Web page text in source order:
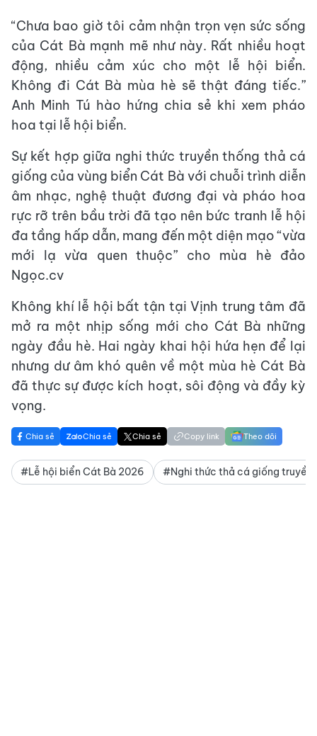
“Chưa bao giờ tôi cảm nhận trọn vẹn sức sống
của Cát Bà mạnh mẽ như này. Rất nhiều hoạt
động, nhiều cảm xúc cho một lễ hội biển.
Không đi Cát Bà mùa hè sẽ thật đáng tiếc.”
Anh Minh Tú hào hứng chia sẻ khi xem pháo
hoa tại lễ hội biển.
Sự kết hợp giữa nghi thức truyền thống thả cá
giống của vùng biển Cát Bà với chuỗi trình diễn
âm nhạc, nghệ thuật đương đại và pháo hoa
rực rỡ trên bầu trời đã tạo nên bức tranh lễ hội
đa tầng hấp dẫn, mang đến một diện mạo “vừa
mới lạ vừa quen thuộc” cho mùa hè đảo
Ngọc.cv
Không khí lễ hội bất tận tại Vịnh trung tâm đã
mở ra một nhịp sống mới cho Cát Bà những
ngày đầu hè. Hai ngày khai hội hứa hẹn để lại
nhưng dư âm khó quên về một mùa hè Cát Bà
đã thực sự được kích hoạt, sôi động và đầy kỳ
vọng.
Chia sẻ Chia sẻ Chia sẻ Copy link Theo dõi
#Lễ hội biển Cát Bà 2026 #Nghi thức thả cá giống truyền